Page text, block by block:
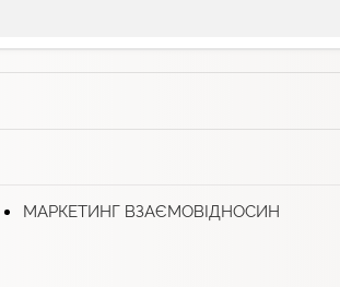
МАРКЕТИНГ ВЗАЄМОВІДНОСИН